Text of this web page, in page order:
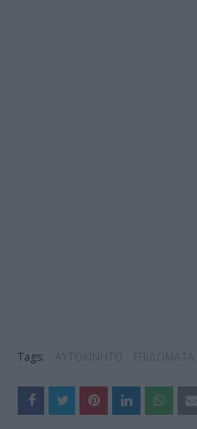
Tags: